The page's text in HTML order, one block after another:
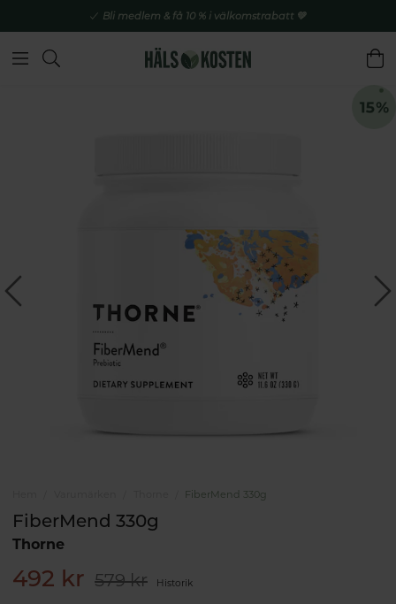
Bli medlem & få 10 % i välkomstrabatt 💚
FiberMend 330g
FiberMend 330g
Thorne
492 kr 579 kr Historik